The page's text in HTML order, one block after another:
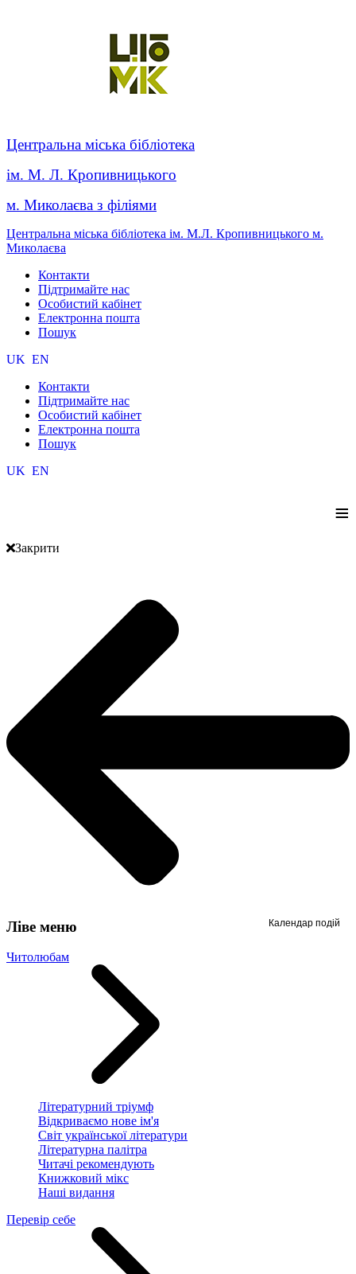
Центральна міська бібліотека
ім. М. Л. Кропивницького
м. Миколаєва з філіями
Центральна міська бібліотека ім. М.Л. Кропивницького м.
Миколаєва
Контакти
Підтримайте нас
Особистий кабінет
Електронна пошта
Пошук
UK EN
Контакти
Підтримайте нас
Особистий кабінет
Електронна пошта
Пошук
UK EN
≡
Закрити
Ліве меню
Читолюбам
Літературний тріумф
Відкриваємо нове ім'я
Світ української літератури
Літературна палітра
Читачі рекомендують
Книжковий мікс
Наші видання
Перевір себе
Календар подій